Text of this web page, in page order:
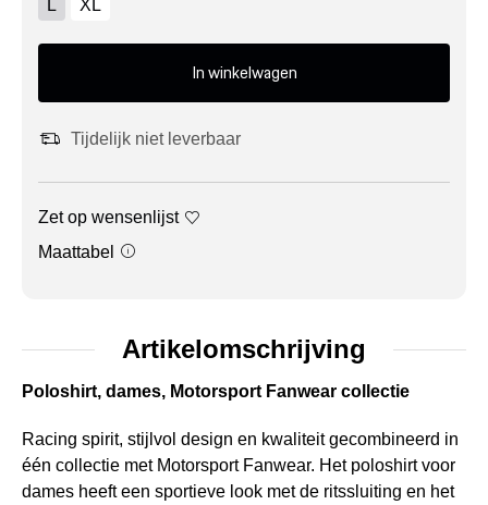
L
XL
In winkelwagen
Tijdelijk niet leverbaar
Zet op wensenlijst
Maattabel
Artikelomschrijving
Poloshirt, dames, Motorsport Fanwear collectie
Racing spirit, stijlvol design en kwaliteit gecombineerd in
één collectie met Motorsport Fanwear. Het poloshirt voor
dames heeft een sportieve look met de ritssluiting en het